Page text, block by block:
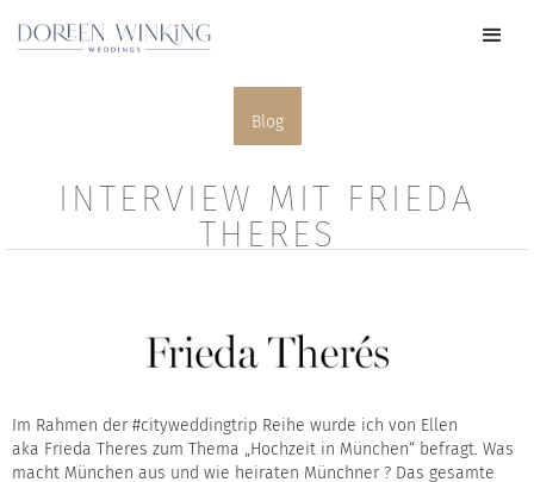
Blog
INTERVIEW MIT FRIEDA
THERES
Im Rahmen der #cityweddingtrip Reihe wurde ich von Ellen
aka Frieda Theres zum Thema „Hochzeit in München“ befragt. Was
macht München aus und wie heiraten Münchner ? Das gesamte